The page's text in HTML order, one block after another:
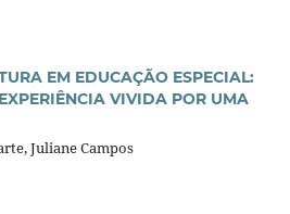
EM EDUCAÇÃO ESPECIAL:
VIVIDA POR UMA
Juliane Campos